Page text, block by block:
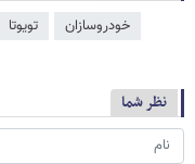
خودروسازان تویوتا
نظر شما